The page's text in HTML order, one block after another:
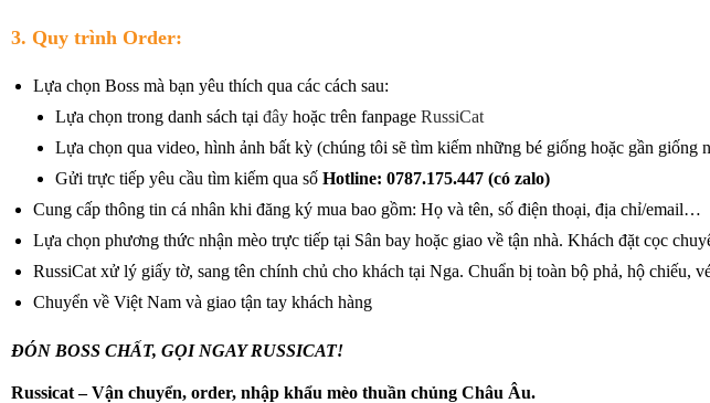
3. Quy trình Order:
Lựa chọn Boss mà bạn yêu thích qua các cách sau:
Lựa chọn trong danh sách tại đây hoặc trên fanpage RussiCat
Lựa chọn qua video, hình ảnh bất kỳ (chúng tôi sẽ tìm kiếm những bé giống hoặc gần giống
Gửi trực tiếp yêu cầu tìm kiếm qua số Hotline: 0787.175.447 (có zalo)
Cung cấp thông tin cá nhân khi đăng ký mua bao gồm: Họ và tên, số điện thoại, địa chỉ/email…
Lựa chọn phương thức nhận mèo trực tiếp tại Sân bay hoặc giao về tận nhà. Khách đặt cọc
RussiCat xử lý giấy tờ, sang tên chính chủ cho khách tại Nga. Chuẩn bị toàn bộ phả, hộ chiếu,
Chuyển về Việt Nam và giao tận tay khách hàng
ĐÓN BOSS CHẤT, GỌI NGAY RUSSICAT!
Russicat – Vận chuyển, order, nhập khẩu mèo thuần chủng Châu Âu.